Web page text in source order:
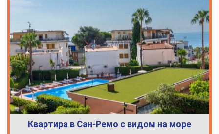
Квартира в Сан-Ремо с видом на море